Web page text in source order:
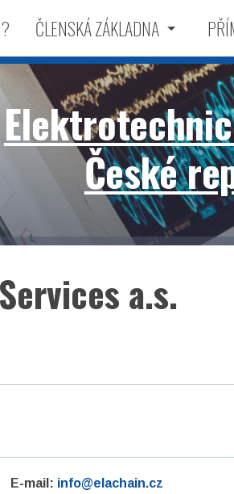
ČLENSKÁ ZÁKLADNA
České
a.s.
E-mail: info@elachain.cz